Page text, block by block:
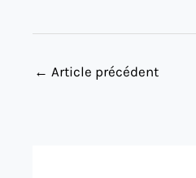
← Article précédent